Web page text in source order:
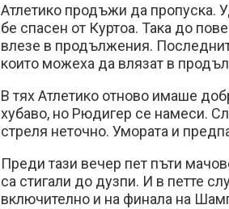
Атлетико продъжи да пропуска.
бе спасен от Куртоа. Така до
влезе в продължения.
които можеха да влязат в
В тях Атлетико отново имаше
хубаво, но Рюдигер се намеси.
стреля неточно. Умората и
Преди тази вечер пет пъти
са стигали до дузпи. И в петте
включително и на финала на